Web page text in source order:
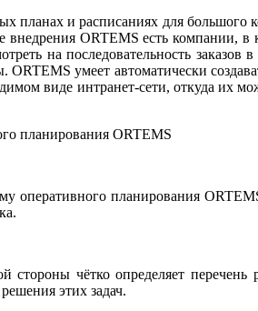
планах и расписаниях для
ORTEMS есть компании,
на последовательность
ORTEMS умеет автоматически
виде интранет-сети, откуда их
планирования ORTEMS
оперативного планирования
стороны чётко определяет
этих задач.